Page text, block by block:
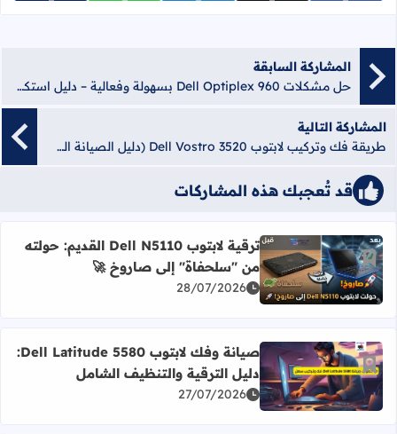
المشاركة السابقة
حل مشكلات Dell Optiplex 960 بسهولة وفعالية – دليل استكشاف الأعطال 2026
المشاركة التالية
طريقة فك وتركيب لابتوب Dell Vostro 3520 (دليل الصيانة الشامل)
قد تُعجبك هذه المشاركات
أضف إلى العلامات المرجعية
اقرأ المزيد عن ترقية لابتوب Dell N5110 القديم: حولته من "سلحفاة" إلى صاروخ 🚀
ترقية لابتوب Dell N5110 القديم: حولته
من "سلحفاة" إلى صاروخ 🚀
28/07/2026
أضف إلى العلامات المرجعية
اقرأ المزيد عن صيانة وفك لابتوب Dell Latitude 5580: دليل الترقية والتنظيف الشامل
صيانة وفك لابتوب Dell Latitude 5580:
دليل الترقية والتنظيف الشامل
27/07/2026